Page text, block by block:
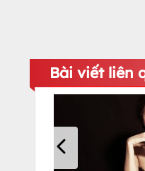
Bài viết liên